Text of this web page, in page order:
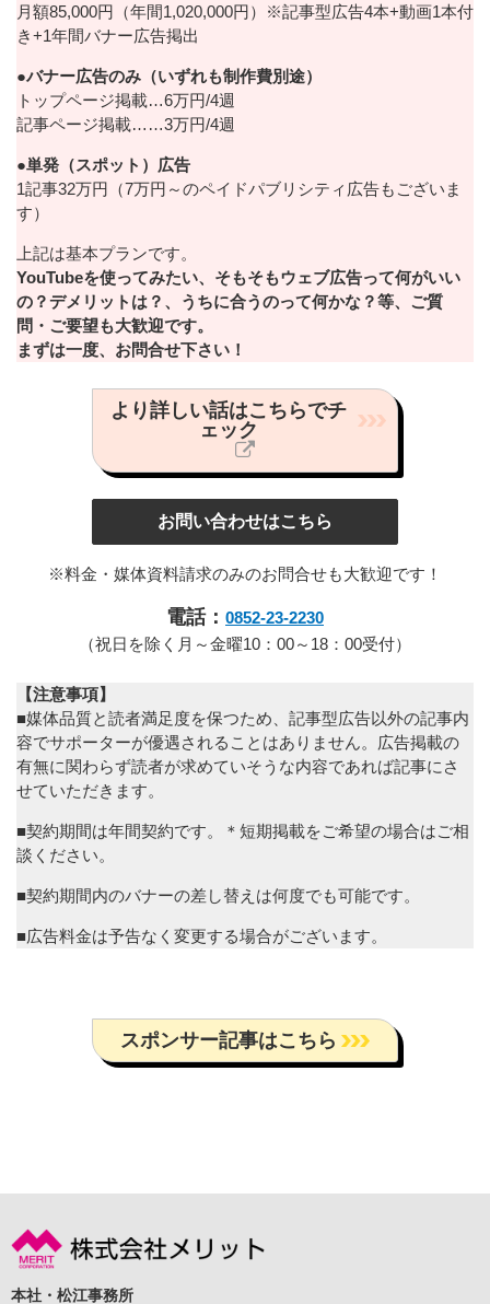
月額85,000円（年間1,020,000円）※記事型広告4本+動画1本付
き+1年間バナー広告掲出
●バナー広告のみ（いずれも制作費別途）
トップページ掲載…6万円/4週
記事ページ掲載……3万円/4週
●単発（スポット）広告
1記事32万円（7万円～のペイドパブリシティ広告もございま
す）
上記は基本プランです。
YouTubeを使ってみたい、そもそもウェブ広告って何がいい
の？デメリットは？、うちに合うのって何かな？等、ご質
問・ご要望も大歓迎です。
まずは一度、お問合せ下さい！
より詳しい話はこちらでチ
ェック
お問い合わせはこちら
※料金・媒体資料請求のみのお問合せも大歓迎です！
電話： 0852-23-2230
（祝日を除く月～金曜10：00～18：00受付）
【注意事項】
■媒体品質と読者満足度を保つため、記事型広告以外の記事内
容でサポーターが優遇されることはありません。広告掲載の
有無に関わらず読者が求めていそうな内容であれば記事にさ
せていただきます。
■契約期間は年間契約です。＊短期掲載をご希望の場合はご相
談ください。
■契約期間内のバナーの差し替えは何度でも可能です。
■広告料金は予告なく変更する場合がございます。
スポンサー記事はこちら
本社・松江事務所